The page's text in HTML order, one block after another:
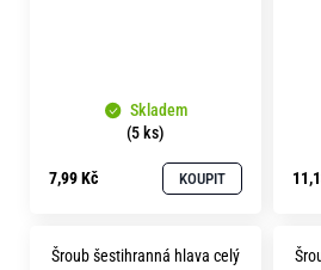
Skladem
(5 ks)
7,99 Kč KOUPIT
Šroub šestihranná hlava celý